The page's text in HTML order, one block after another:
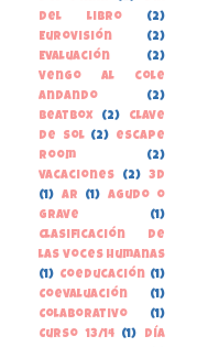
del libro
(2)
Eurovisión
(2)
Evaluación
(2)
Vengo al cole
andando
(2)
beatbox
(2)
clave
de sol (2)
escape
room
(2)
vacaciones
(2)
3D
(1)
AR (1)
Agudo o
grave
(1)
Clasificación de
las voces humanas
(1) Coeducación (1)
Coevaluación
(1)
Colaborativo
(1)
Curso 13/14
(1)
Día